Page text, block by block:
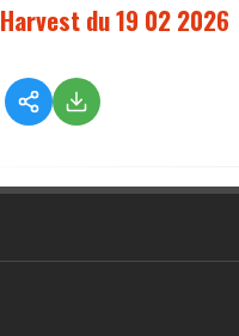
Harvest du 19 02 2026